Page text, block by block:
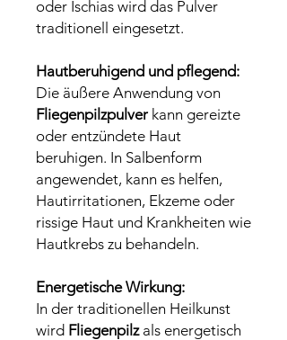
oder Ischias wird das Pulver
traditionell eingesetzt.
Hautberuhigend und pflegend:
Die äußere Anwendung von
Fliegenpilzpulver kann gereizte
oder entzündete Haut
beruhigen. In Salbenform
angewendet, kann es helfen,
Hautirritationen, Ekzeme oder
rissige Haut und Krankheiten wie
Hautkrebs zu behandeln.
Energetische Wirkung:
In der traditionellen Heilkunst
wird Fliegenpilzals energetisch